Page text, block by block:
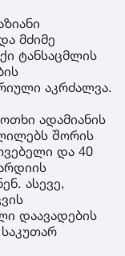
მძიმე
ტანსაცმლის
აკრძალვა.
ადამიანის
შორის
და 40
ასევე,
დაავადების